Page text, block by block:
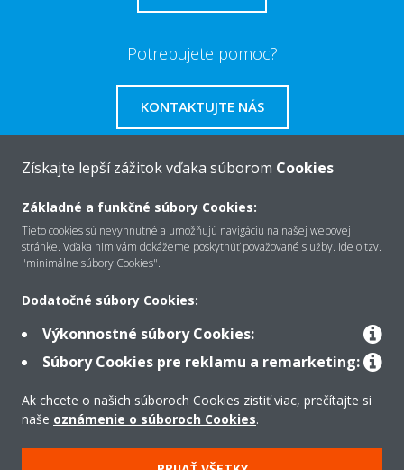
Potrebujete pomoc?
KONTAKTUJTE NÁS
O Daikin
Kontakt
Produkty
Získajte lepší zážitok vďaka súborom Cookies
Základné a funkčné súbory Cookies:
Tieto cookies sú nevyhnutné a umožňujú navigáciu na našej webovej
stránke. Vďaka nim vám dokážeme poskytnúť považované služby. Ide o tzv.
"minimálne súbory Cookies".
Dodatočné súbory Cookies:
Výkonnostné súbory Cookies:
Súbory Cookies pre reklamu a remarketing:
Ak chcete o našich súboroch Cookies zistiť viac, prečítajte si
naše oznámenie o súboroch Cookies.